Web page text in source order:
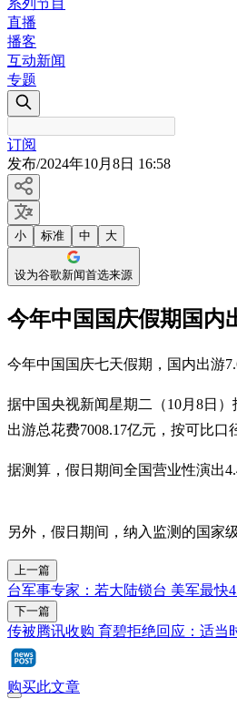
系列节目
直播
播客
互动新闻
专题
订阅
发布/2024年10月8日 16:58
小 标准 中 大
设为谷歌新闻首选来源
今年中国国庆假期国内
今年中国国庆七天假期，国内出游
据中国央视新闻星期二（10月8日
出游总花费7008.17亿元，按可比口
据测算，假日期间全国营业性演出
另外，假日期间，纳入监测的国家
上一篇
台军事专家：若大陆锁台 美军最快
下一篇
传被腾讯收购 育碧拒绝回应：适当
购买此文章